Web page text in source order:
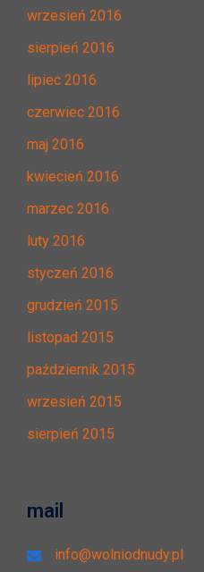
wrzesień 2016
sierpień 2016
lipiec 2016
czerwiec 2016
maj 2016
kwiecień 2016
marzec 2016
luty 2016
styczeń 2016
grudzień 2015
listopad 2015
październik 2015
wrzesień 2015
sierpień 2015
mail
info@wolniodnudy.pl